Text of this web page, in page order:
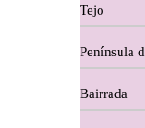
Caves
Copos e
Tejo
Península
Bairrada